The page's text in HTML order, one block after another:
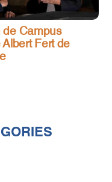
de Campus
Fert de